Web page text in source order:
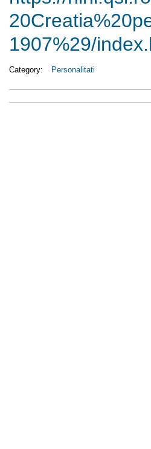
1907%29/
Category: Personalitati